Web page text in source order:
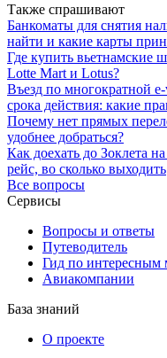
Также спрашивают
Банкоматы для снятия
найти и какие карты
Где купить вьетнамские
Lotte Mart и Lotus?
Въезд по многократной
срока действия: какие
Почему нет прямых
удобнее добраться?
Как доехать до Зоклета
рейс, во сколько выходить
Все вопросы
Сервисы
Вопросы и ответы
Путеводитель
Гид по интересным
Авиакомпании
База знаний
О проекте